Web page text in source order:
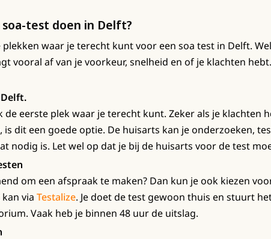
soa-test doen in Delft?
plekken waar je terecht kunt voor een soa test in Delft.
vooral af van je voorkeur, snelheid en of je klachten hebt.
de eerste plek waar je terecht kunt. Zeker als je klachten
is dit een goede optie. De huisarts kan je onderzoeken,
nodig is. Let wel op dat je bij de huisarts voor de test
om een afspraak te maken? Dan kun je ook kiezen
via Testalize. Je doet de test gewoon thuis en stuurt
Vaak heb je binnen 48 uur de uitslag.